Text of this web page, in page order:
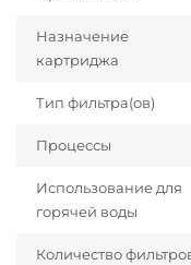
Назначение
картриджа
Тип фильтра(ов)
Процессы
Использование для
горячей воды
Количество